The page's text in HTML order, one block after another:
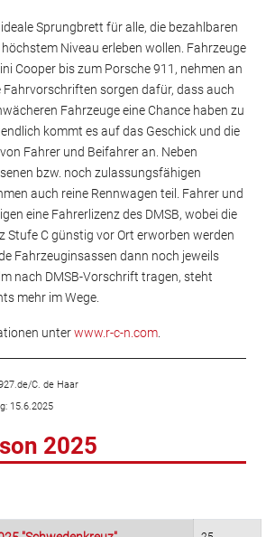
ideale Sprungbrett für alle, die bezahlbaren
Niveau erleben wollen. Fahrzeuge
Cooper bis zum Porsche 911, nehmen an
Fahrvorschriften sorgen dafür, dass auch
Fahrzeuge eine Chance haben zu
kommt es auf das Geschick und die
Fahrer und Beifahrer an. Neben
bzw. noch zulassungsfähigen
auch reine Rennwagen teil. Fahrer und
eine Fahrerlizenz des DMSB, wobei die
Stufe C günstig vor Ort erworben werden
Fahrzeuginsassen dann noch jeweils
nach DMSB-Vorschrift tragen, steht
mehr im Wege.
unterwww.r-c-n.com
C. de Haar
15.6.2025
2025